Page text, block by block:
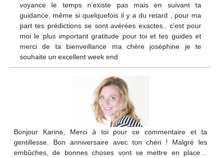
voyance le temps n'existe pas mais en suivant ta
guidance, même si quelquefois il y a du retard , pour ma
part tes prédictions se sont avérées exactes.. c'est pour
moi le plus important gratitude pour toi et tes guides et
merci de ta bienveillance ma chère joséphine je te
souhaite un excellent week end
Bonjour Karine, Merci à toi pour ce commentaire et ta
gentillesse. Bon anniversaire avec ton chéri ! Malgré les
embûches, de bonnes choses vont se mettre en place…